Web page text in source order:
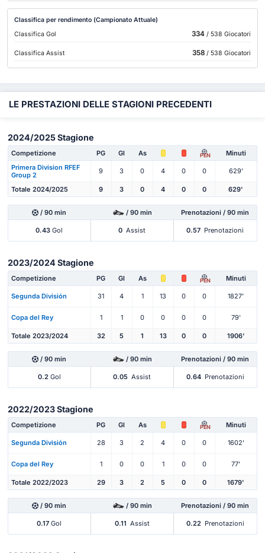
Classifica per rendimento (Campionato Attuale)
Classifica Gol
334/ 538 Giocatori
Classifica Assist 358/ 538 Giocatori
LE PRESTAZIONI DELLE STAGIONI PRECEDENTI
2024/2025 Stagione
Competizione PG Gl As PEN
Minuti
Primera Division RFEF
Group 2
9 3 0 4 0 0 629'
Totale 2024/2025 9 3 0 4 0 0 629'
/ 90 min / 90 min Prenotazioni / 90 min
0.43 Gol 0 Assist 0.57 Prenotazioni
2023/2024 Stagione
Competizione PG Gl As PEN Minuti
Segunda División 31 4 1 13 0 0 1827'
Copa del Rey 1 1 0 0 0 0 79'
Totale 2023/2024 32 5 1 13 0 0 1906'
/ 90 min / 90 min Prenotazioni / 90 min
0.2Gol 0.05 Assist 0.64 Prenotazioni
2022/2023 Stagione
Competizione PG Gl As PEN Minuti
Segunda División 28 3 2 4 0 0 1602'
Copa del Rey 1 0 0 1 0 0 77'
Totale 2022/2023 29 3 2 5 0 0 1679'
/ 90 min / 90 min Prenotazioni / 90 min
0.17 Gol 0.11 Assist 0.22 Prenotazioni